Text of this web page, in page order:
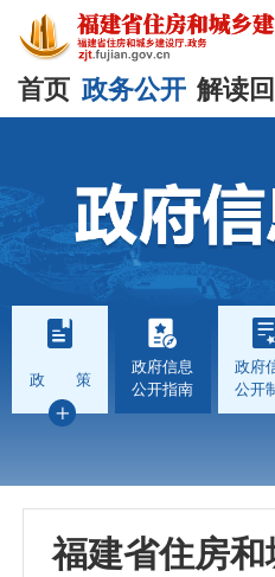
首页 政务公开 解读
政 策
政府信息
公开指南
政府
公开
福建省住房